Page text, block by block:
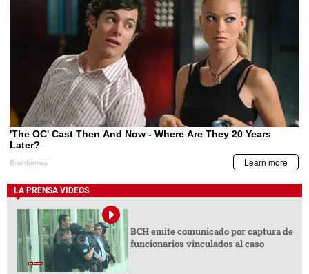
LA PRENSA VIDEOS
BCH emite comunicado por captura de
funcionarios vinculados al caso